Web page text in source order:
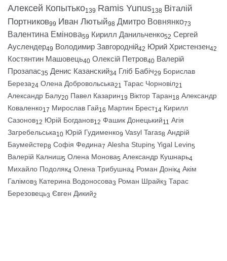
Алексей Копытько139 Ramis Yunus138 Віталій
Портников99 Иван Лютый98 Дмитро Вовнянко73
Валентина Емінова59 Кирилл Данильченко52 Сергей
Ауслендер49 Володимир Завгородній42 Юрий Христензен42
Костянтин Машовець40 Олексій Петров40 Валерій
Прозапас35 Денис Казанский34 Гліб Бабіч29 Борислав
Береза24 Олена Добровольська21 Тарас Чорновіл21
Александр Балу20 Павел Казарин19 Віктор Таран18 Александр
Коваленко17 Мирослав Гай16 Мартин Брест14 Кирилл
Сазонов12 Юрій Богданов12 Фашик Донецький11 Агія
Загребельська10 Юрій Гудименко9 Vasyl Taras8 Андрій
Баумейстер8 Софія Федина7 Alesha Stupin5 Yigal Levin5
Валерій Калниш5 Олена Монова5 Александр Кушнарь4
Михайло Подоляк4 Олена Трибушна4 Роман Донік4 Акім
Галімов3 Катерина Водоносова3 Роман Шрайк3 Тарас
Березовець3 Євген Дикий2